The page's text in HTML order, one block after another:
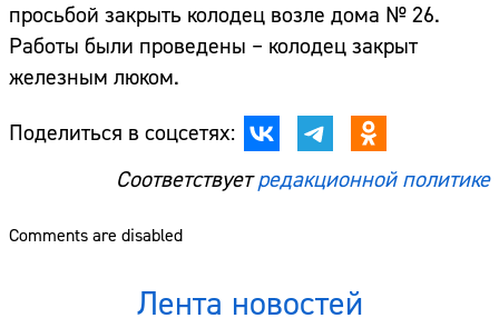
просьбой закрыть колодец возле дома № 26.
Работы были проведены – колодец закрыт
железным люком.
Поделиться в соцсетях:
Соответствуетредакционной политике
Comments are disabled
Лента новостей